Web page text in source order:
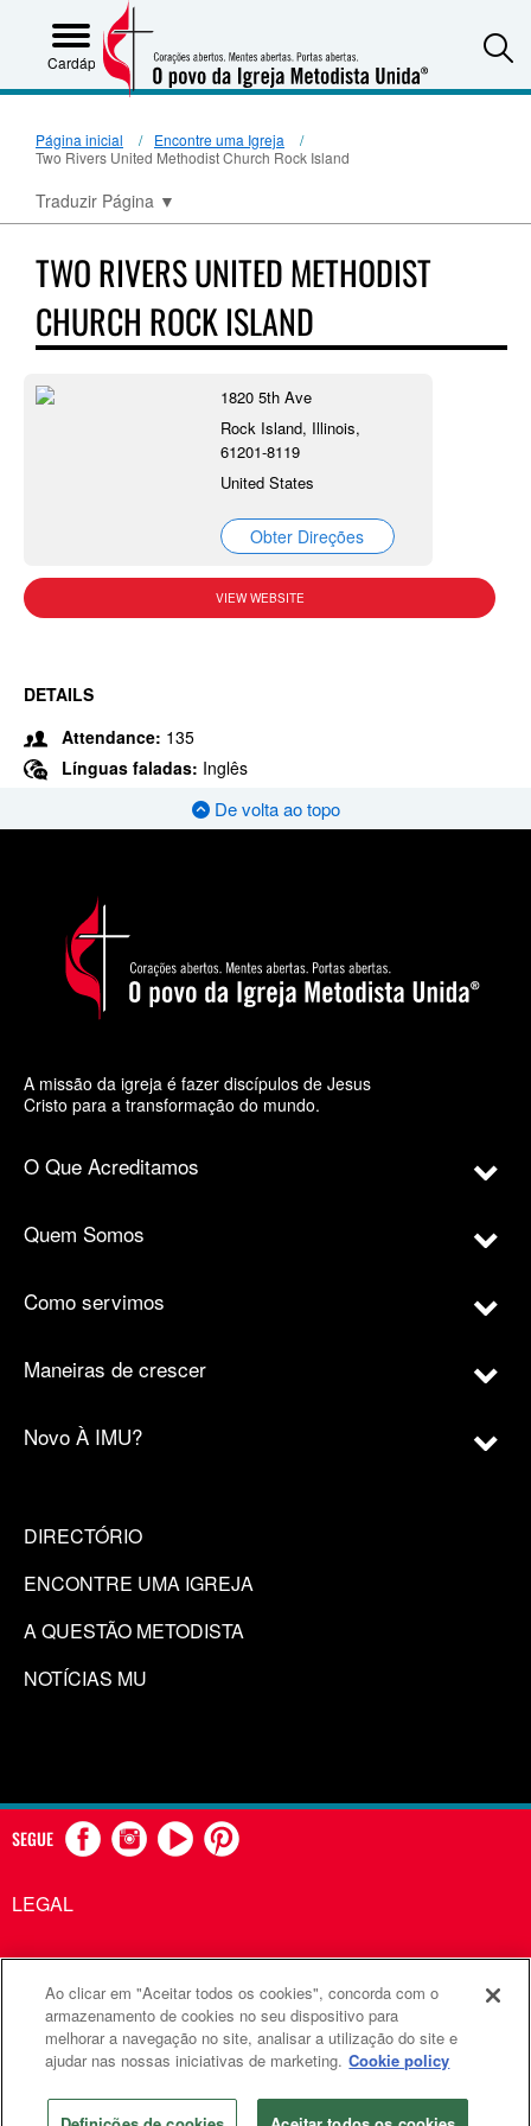
Cardápio
Página inicial
Encontre uma Igreja
Two Rivers United Methodist Church Rock Island
Traduzir Página ▼
TWO RIVERS UNITED METHODIST
CHURCH ROCK ISLAND
1820 5th Ave
Rock Island, Illinois,
61201-8119
United States
Obter Direções
VIEW WEBSITE
DETAILS
Attendance: 135
Línguas faladas: Inglês
De volta ao topo
A missão da igreja é fazer discípulos de Jesus
Cristo para a transformação do mundo.
O Que Acreditamos
Quem Somos
Como servimos
Maneiras de crescer
Novo À IMU?
DIRECTÓRIO
ENCONTRE UMA IGREJA
A QUESTÃO METODISTA
NOTÍCIAS MU
SEGUE
LEGAL
Comunicações Metodistas Unidas é uma agência da Igreja
Metodista Unida
©2026 Comunicações Metodistas Unidas. Todos os direitos
reservados
Ao clicar em "Aceitar todos os cookies", concorda com o
armazenamento de cookies no seu dispositivo para
melhorar a navegação no site, analisar a utilização do site e
ajudar nas nossas iniciativas de marketing. Cookie policy